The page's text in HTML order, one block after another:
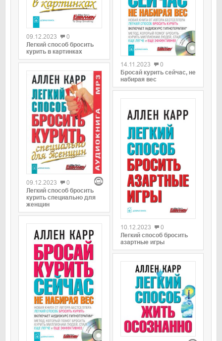
09.12.2023
0
Легкий способ бросить
курить в картинках
09.12.2023
0
Легкий способ бросить
курить специально для
женщин
14.11.2023
0
Бросай курить сейчас, не
набирая вес
10.12.2023
0
Легкий способ бросить
азартные игры